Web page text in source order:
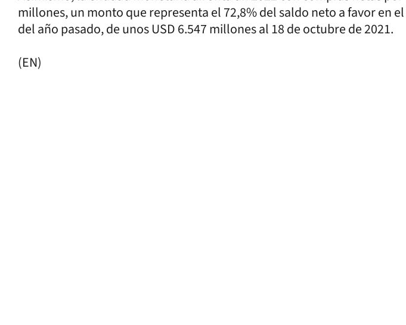
millones, un monto que representa el 72,8% del saldo neto a favor en
del año pasado, de unos USD 6.547 millones al 18 de octubre de 2021.
(EN)